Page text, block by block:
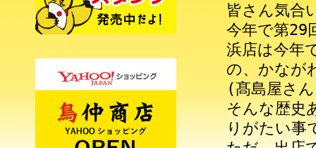
皆さん気合
今年で第29
浜店は今年
の、かなが
(髙島屋さ
そんな歴史
りがたい事